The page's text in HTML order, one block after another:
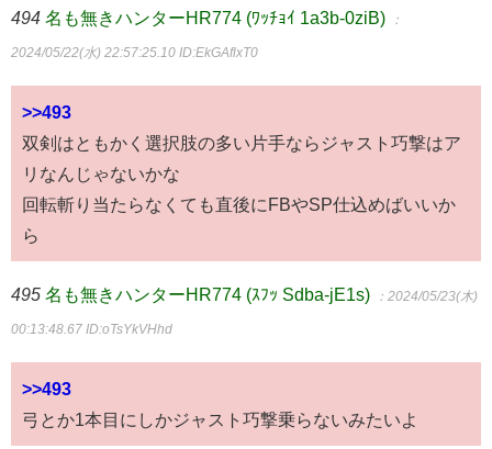
494 名も無きハンターHR774 (ﾜｯﾁｮｲ 1a3b-0ziB) ：
2024/05/22(水) 22:57:25.10 ID:EkGAflxT0
>>493
双剣はともかく選択肢の多い片手ならジャスト巧撃はア
リなんじゃないかな
回転斬り当たらなくても直後にFBやSP仕込めばいいか
ら
495 名も無きハンターHR774 (ｽﾌｯ Sdba-jE1s) ：2024/05/23(木)
00:13:48.67 ID:oTsYkVHhd
>>493
弓とか1本目にしかジャスト巧撃乗らないみたいよ